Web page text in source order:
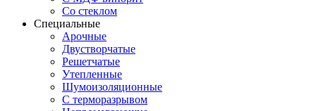
Со стеклом
Специальные
Арочные
Двустворчатые
Решетчатые
Утепленные
Шумоизоляционные
С терморазрывом